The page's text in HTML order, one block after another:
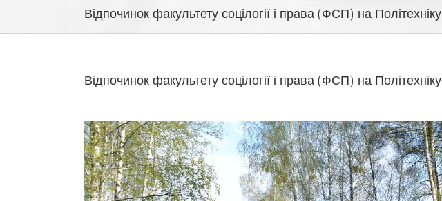
Відпочинок факультету соцілогії і права (ФСП) на Політехніку
Відпочинок факультету соцілогії і права (ФСП) на Політехніку